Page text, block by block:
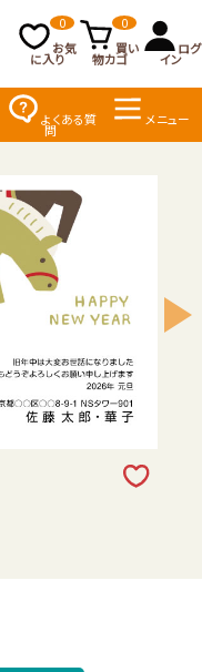
お気
に入り
0
買い
物カゴ
0
ログ
イン
よくある質
問
メニュー